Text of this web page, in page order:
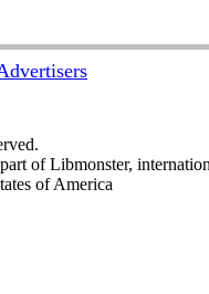
of Libmonster,
of America